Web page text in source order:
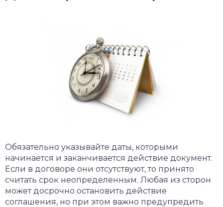
Обязательно указывайте даты, которыми
начинается и заканчивается действие документ.
Если в договоре они отсутствуют, то принято
считать срок неопределенным. Любая из сторон
может досрочно остановить действие
соглашения, но при этом важно предупредить